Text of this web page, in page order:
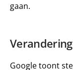
gaan.
Google toont